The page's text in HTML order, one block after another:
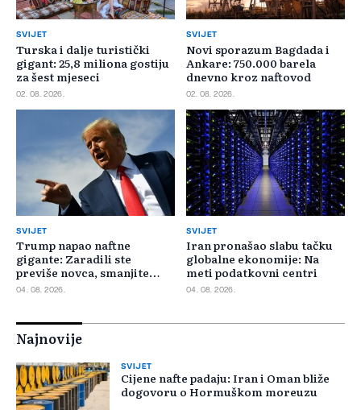
SVIJET
Turska i dalje turistički
gigant: 25,8 miliona gostiju
za šest mjeseci
02. 08. 2026.
SVIJET
Novi sporazum Bagdada i
Ankare: 750.000 barela
dnevno kroz naftovod
02. 08. 2026.
SVIJET
Trump napao naftne
gigante: Zaradili ste
previše novca, smanjite
cijene
04. 08. 2026.
SVIJET
Iran pronašao slabu tačku
globalne ekonomije: Na
meti podatkovni centri
04. 08. 2026.
Najnovije
SVIJET
Cijene nafte padaju: Iran i Oman bliže
dogovoru o Hormuškom moreuzu